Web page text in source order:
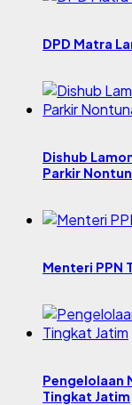
DPD Matra
Dishub
Parkir
Menteri PPN
Pengelolaan
Tingkat Jatim